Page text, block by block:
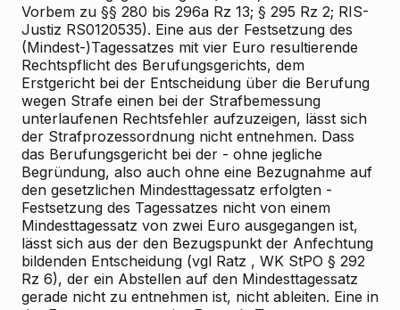
Vorbem zu §§ 280 bis 296a Rz 13; § 295 Rz 2; RIS-
Justiz RS0120535). Eine aus der Festsetzung des
(Mindest-)Tagessatzes mit vier Euro resultierende
Rechtspflicht des Berufungsgerichts, dem
Erstgericht bei der Entscheidung über die Berufung
wegen Strafe einen bei der Strafbemessung
unterlaufenen Rechtsfehler aufzuzeigen, lässt sich
der Strafprozessordnung nicht entnehmen. Dass
das Berufungsgericht bei der - ohne jegliche
Begründung, also auch ohne eine Bezugnahme auf
den gesetzlichen Mindesttagessatz erfolgten -
Festsetzung des Tagessatzes nicht von einem
Mindesttagessatz von zwei Euro ausgegangen ist,
lässt sich aus der den Bezugspunkt der Anfechtung
bildenden Entscheidung (vgl Ratz , WK StPO § 292
Rz 6), der ein Abstellen auf den Mindesttagessatz
gerade nicht zu entnehmen ist, nicht ableiten. Eine in